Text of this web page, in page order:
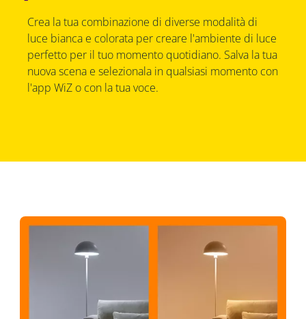
Crea la tua combinazione di diverse modalità di
luce bianca e colorata per creare l'ambiente di luce
perfetto per il tuo momento quotidiano. Salva la tua
nuova scena e selezionala in qualsiasi momento con
l'app WiZ o con la tua voce.